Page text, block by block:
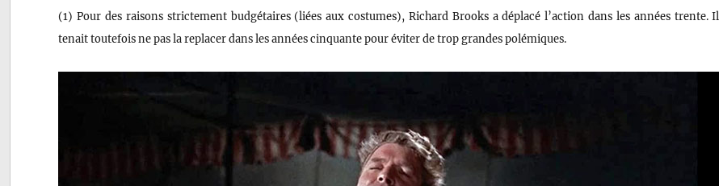
(1) Pour des raisons strictement budgétaires (liées aux costumes), Richard Brooks a déplacé l’action dans les années trente. Il
tenait toutefois ne pas la replacer dans les années cinquante pour éviter de trop grandes polémiques.